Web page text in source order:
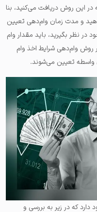
این روش دریافت می‌کنید، بنا
و مدت زمان وام‌دهی تعیین
در نظر بگیرید، باید مقدار وام
روش وام‌دهی شرایط اخذ وام
واسطه تعیین می‌شوند.
دارد که در زیر به بررسی و